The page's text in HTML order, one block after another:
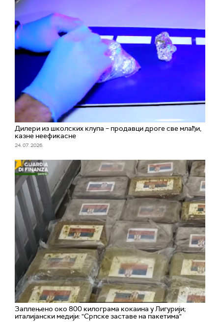
Дилери из школских клупа – продавци дроге све млађи,
казне неефикасне
24. 07. 2026.
Заплењено око 800 килограма кокаина у Лигурији;
италијански медији: "Српске заставе на пакетима"